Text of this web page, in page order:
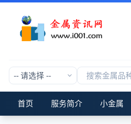
首页 服务简介 小金属